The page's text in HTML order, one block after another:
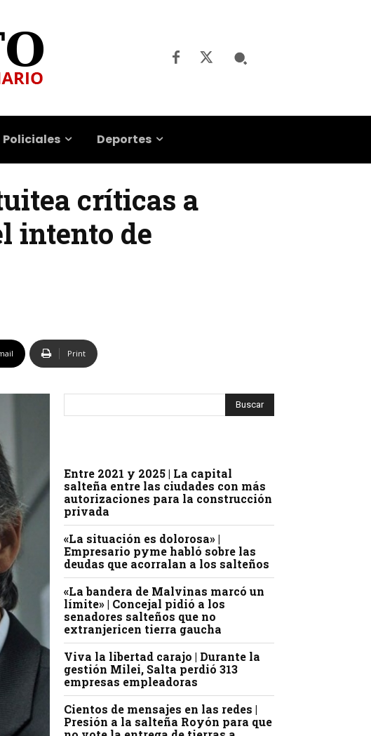
Policiales Deportes
críticas a
intento de
Print
Entre 2021 y 2025 | La capital
salteña entre las ciudades con más
autorizaciones para la construcción
privada
«La situación es dolorosa» |
Empresario pyme habló sobre las
deudas que acorralan a los salteños
«La bandera de Malvinas marcó un
límite» | Concejal pidió a los
senadores salteños que no
extranjericen tierra gaucha
Viva la libertad carajo | Durante la
gestión Milei, Salta perdió 313
empresas empleadoras
Cientos de mensajes en las redes |
Presión a la salteña Royón para que